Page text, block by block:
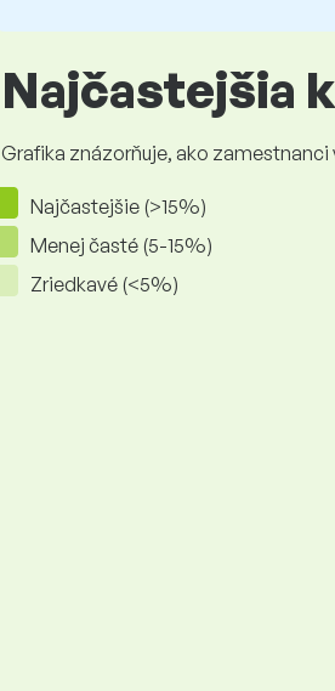
Najčastejšia
Grafika znázorňuje, ako
Najčastejšie (>15%)
Menej časté (5-15%)
Zriedkavé (<5%)